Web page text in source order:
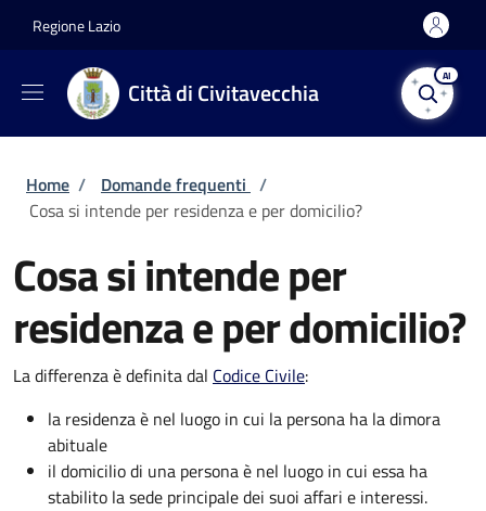
Regione Lazio
Città di Civitavecchia
AI
Briciole di pane
Home / Domande frequenti /
Cosa si intende per residenza e per domicilio?
Cosa si intende per
residenza e per domicilio?
La differenza è definita dal Codice Civile:
la residenza è nel luogo in cui la persona ha la dimora
abituale
il domicilio di una persona è nel luogo in cui essa ha
stabilito la sede principale dei suoi affari e interessi.